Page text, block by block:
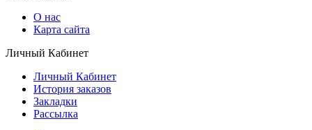
О нас
Карта сайта
Личный Кабинет
Личный Кабинет
История заказов
Закладки
Рассылка